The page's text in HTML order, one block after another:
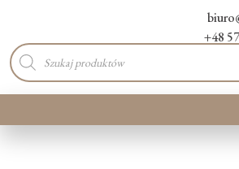
+48
Wyszukiwarka
produktów